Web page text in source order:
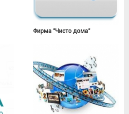
Фирма "Чисто дома"